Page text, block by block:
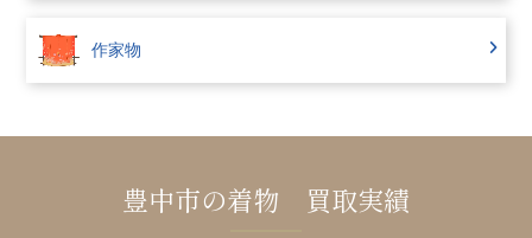
作家物
豊中市の着物 買取実績